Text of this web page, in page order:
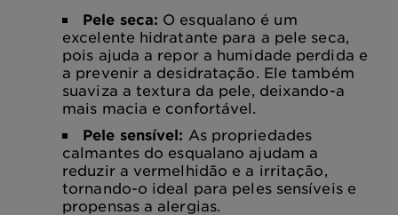
Pele seca: O esqualano é um
excelente hidratante para a pele seca,
pois ajuda a repor a humidade perdida e
a prevenir a desidratação. Ele também
suaviza a textura da pele, deixando-a
mais macia e confortável.
Pele sensível: As propriedades
calmantes do esqualano ajudam a
reduzir a vermelhidão e a irritação,
tornando-o ideal para peles sensíveis e
propensas a alergias.